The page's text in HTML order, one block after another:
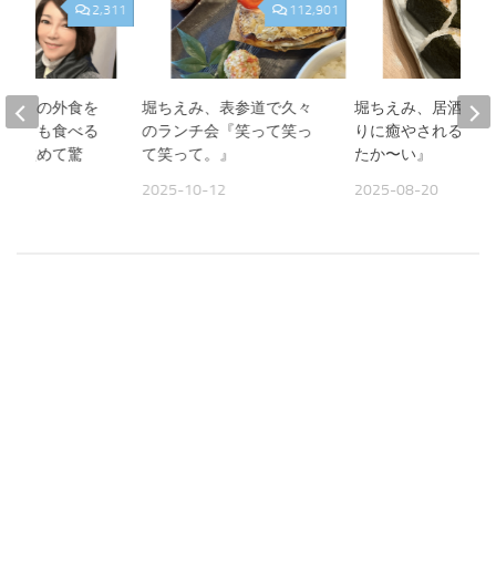
112,901
堀ちえみ、表参道で久々
のランチ会『笑って笑っ
て笑って。』
2025-10-12
堀ちえみ、居酒屋
りに癒やされる夜
たか〜い』
2025-08-20
2,311
夫との外食を
よりも食べる
て改めて驚